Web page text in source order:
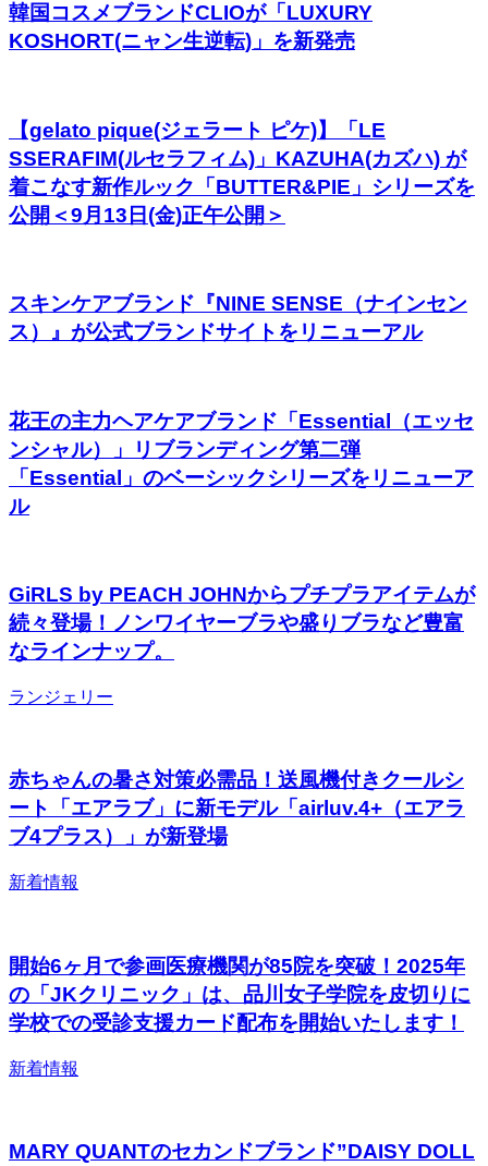
韓国コスメブランドCLIOが「LUXURY
KOSHORT(ニャン生逆転)」を新発売
【gelato pique(ジェラート ピケ)】「LE
SSERAFIM(ルセラフィム)」KAZUHA(カズハ) が
着こなす新作ルック「BUTTER&PIE」シリーズを
公開＜9⽉13⽇(金)正午公開＞
スキンケアブランド『NINE SENSE（ナインセン
ス）』が公式ブランドサイトをリニューアル
花王の主力ヘアケアブランド「Essential（エッセ
ンシャル）」リブランディング第二弾
「Essential」のベーシックシリーズをリニューア
ル
GiRLS by PEACH JOHNからプチプラアイテムが
続々登場！ノンワイヤーブラや盛りブラなど豊富
なラインナップ。
ランジェリー
赤ちゃんの暑さ対策必需品！送風機付きクールシ
ート「エアラブ」に新モデル「airluv.4+（エアラ
ブ4プラス）」が新登場
新着情報
開始6ヶ月で参画医療機関が85院を突破！2025年
の「JKクリニック」は、品川女子学院を皮切りに
学校での受診支援カード配布を開始いたします！
新着情報
MARY QUANTのセカンドブランド”DAISY DOLL